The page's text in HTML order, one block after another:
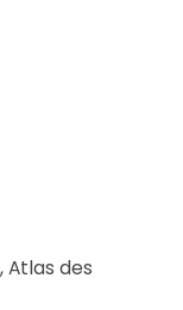
Atlas des